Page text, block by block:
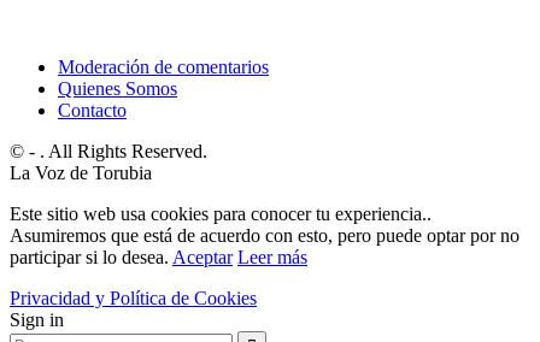
Moderación de comentarios
Quienes Somos
Contacto
© - . All Rights Reserved.
La Voz de Torubia
Este sitio web usa cookies para conocer tu experiencia..
Asumiremos que está de acuerdo con esto, pero puede optar por no
participar si lo desea. Aceptar Leer más
Privacidad y Política de Cookies
Sign in